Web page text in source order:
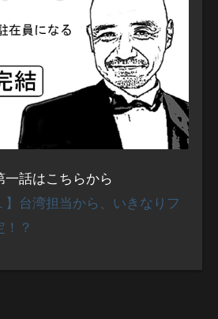
話はこちらから
】台湾担当から、いきなりフ
！？